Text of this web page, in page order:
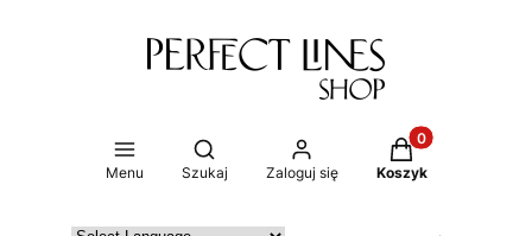
Menu
Otwórz wyszukiwarkę
Szukaj Zaloguj się
Produkty w
Koszyk